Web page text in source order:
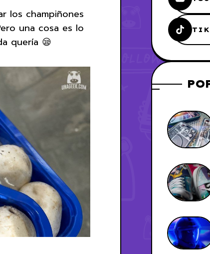
los champiñones
una cosa es lo
quería 😪